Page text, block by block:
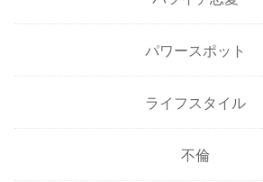
パワースポット
ライフスタイル
不倫